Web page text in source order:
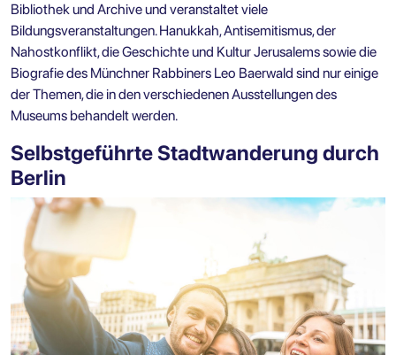
Bibliothek und Archive und veranstaltet viele
Bildungsveranstaltungen. Hanukkah, Antisemitismus, der
Nahostkonflikt, die Geschichte und Kultur Jerusalems sowie die
Biografie des Münchner Rabbiners Leo Baerwald sind nur einige
der Themen, die in den verschiedenen Ausstellungen des
Museums behandelt werden.
Selbstgeführte Stadtwanderung durch
Berlin